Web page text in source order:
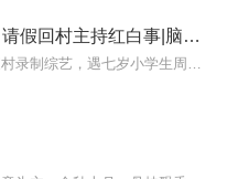
【免费】七岁的我，请假回村主持红白事|脑洞|直播